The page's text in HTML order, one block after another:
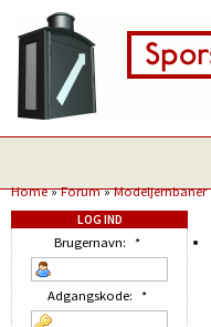
Home»Forum»Modeljernbaner
LOG IND
Brugernavn: *
Adgangskode: *